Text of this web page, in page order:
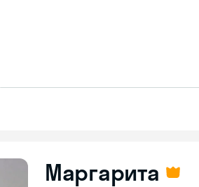
Маргарита